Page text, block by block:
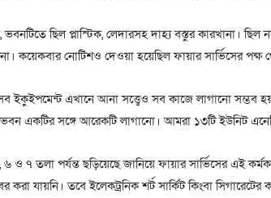
ছিল প্লাস্টিক, লেদারসহ দাহ্য বস্তুর কারখানা। ছিল
কয়েকবার নোটিশও দেওয়া হয়েছিল ফায়ার সার্ভিসের পক্ষ
ইকুইপমেন্ট এখানে আনা সত্ত্বেও সব কাজে লাগানো সম্ভব
একটির সঙ্গে আরেকটি লাগানো। আমরা ১৩টি ইউনিট
৭ তলা পর্যন্ত ছড়িয়েছে জানিয়ে ফায়ার সার্ভিসের এই
করা যায়নি। তবে ইলেকট্রনিক শর্ট সার্কিট কিংবা